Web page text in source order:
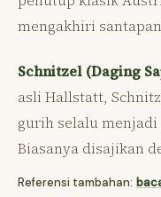
mengakhiri
Schnitzel (Daging
asli Hallstatt,
gurih selalu
Biasanya disajikan
Referensi tambahan: